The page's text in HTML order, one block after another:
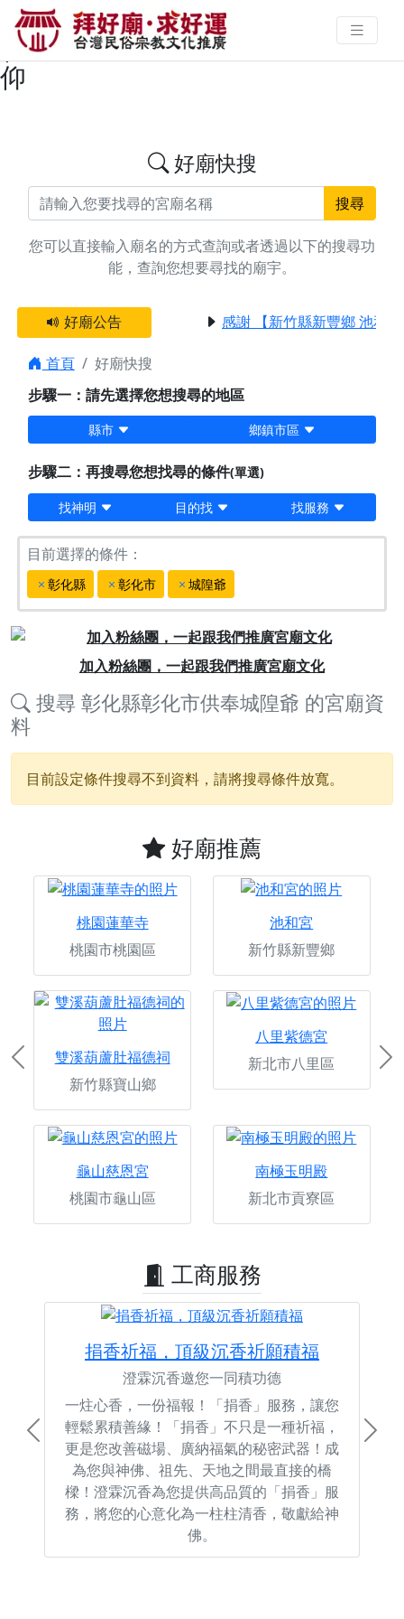
搜尋彰化縣彰化市城隍爺廟宇資料
| 拜好廟求好運 找到與您有緣的信
仰
好廟快搜
搜尋
您可以直接輸入廟名的方式查詢或者透過以下的搜尋功
能，查詢您想要尋找的廟宇。
好廟公告 感謝 【新竹縣新豐鄉 池和
首頁
好廟快搜
步驟一：請先選擇您想搜尋的地區
縣市 鄉鎮市區
步驟二：再搜尋您想找尋的條件(單選)
找神明 目的找 找服務
目前選擇的條件：
彰化縣 彰化市 城隍爺
加入粉絲團，一起跟我們推廣宮廟文化
Previous
搜尋 彰化縣彰化市供奉城隍爺 的宮廟資
料
目前設定條件搜尋不到資料，請將搜尋條件放寬。
好廟推薦
桃園蓮華寺
桃園市桃園區
池和宮
新竹縣新豐鄉
雙溪葫蘆肚福德祠
新竹縣寶山鄉
八里紫德宮
新北市八里區
龜山慈恩宮
桃園市龜山區
南極玉明殿
新北市貢寮區
Previous
工商服務
捐香祈福，頂級沉香祈願積福
澄霖沉香邀您一同積功德
一炷心香，一份福報！「捐香」服務，讓您
輕鬆累積善緣！「捐香」不只是一種祈福，
更是您改善磁場、廣納福氣的秘密武器！成
為您與神佛、祖先、天地之間最直接的橋
樑！澄霖沉香為您提供高品質的「捐香」服
務，將您的心意化為一柱柱清香，敬獻給神
佛。
Previous Next